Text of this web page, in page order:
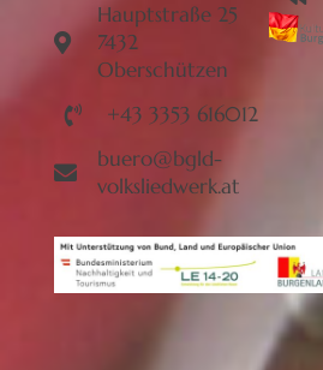
Hauptstraße 25
7432
Oberschützen
+43 3353 616012
buero@bgld-
volksliedwerk.at